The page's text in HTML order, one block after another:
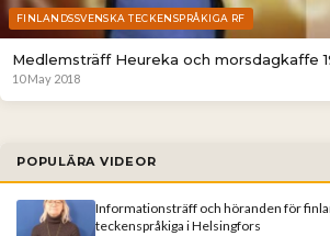
FINLANDSSVENSKA TECKENSPRÅKIGA RF
Medlemsträff Heureka och morsdagkaffe
10 May 2018
POPULÄRA VIDEOR
Informationsträff och höranden för
teckenspråkiga i Helsingfors